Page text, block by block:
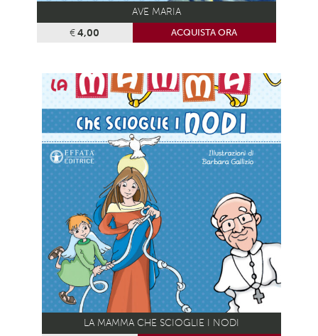
AVE MARIA
€4,00 ACQUISTA ORA
LA MAMMA CHE SCIOGLIE I NODI